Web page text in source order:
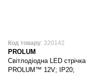
Код товару: 320142
PROLUM
Світлодіодна LED стрічка
PROLUM™ 12V; IP20;